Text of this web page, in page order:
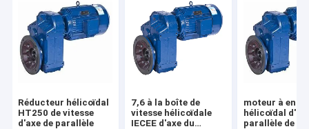
Réducteur hélicoïdal
HT250 de vitesse
d'axe de parallèle
7,6 à la boîte de
vitesse hélicoïdale
IECEE d'axe du
moteur à
hélicoïdal
parallèle de